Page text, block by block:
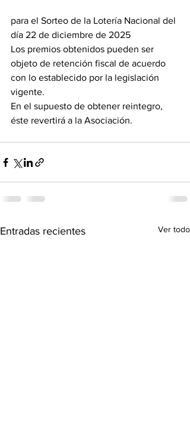
para el Sorteo de la Lotería Nacional del
día 22 de diciembre de 2025
Los premios obtenidos pueden ser
objeto de retención fiscal de acuerdo
con lo establecido por la legislación
vigente.
En el supuesto de obtener reintegro,
éste revertirá a la Asociación.
Entradas recientes Ver todo